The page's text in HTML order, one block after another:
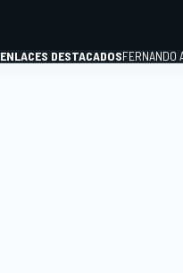
ENLACES DESTACADOSFERNANDO